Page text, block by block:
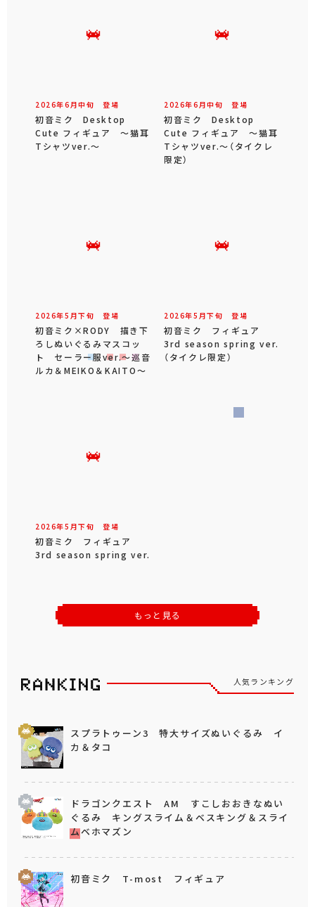
2026年6 月中旬 登場
初音ミク Desktop
Cute フィギュア ～猫耳
Tシャツver.～
2026年6 月中旬 登場
初音ミク Desktop
Cute フィギュア ～猫耳
Tシャツver.～（タイクレ
限定）
2026年5 月下旬 登場
初音ミク×RODY 描き下
ろしぬいぐるみマスコッ
ト セーラー服ver.～巡音
ルカ＆MEIKO＆KAITO～
2026年5 月下旬 登場
初音ミク フィギュア
3rd season spring ver.
（タイクレ限定）
2026年5 月下旬 登場
初音ミク フィギュア
3rd season spring ver.
もっと見る
人気ランキング
スプラトゥーン3 特大サイズぬいぐるみ イ
カ＆タコ
ドラゴンクエスト AM すこしおおきなぬい
ぐるみ キングスライム＆ベスキング＆スライ
ムベホマズン
初音ミク T-most フィギュア